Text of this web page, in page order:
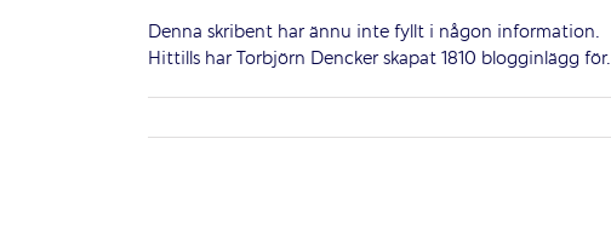
Denna skribent har ännu inte fyllt i någon information.
Hittills har Torbjörn Dencker skapat 1810 blogginlägg för.